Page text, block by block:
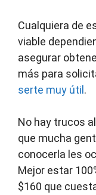
Cualquiera de
viable
asegurar
más para
serte muy útil.
No hay trucos
que mucha
conocerla les
Mejor estar
$160 que